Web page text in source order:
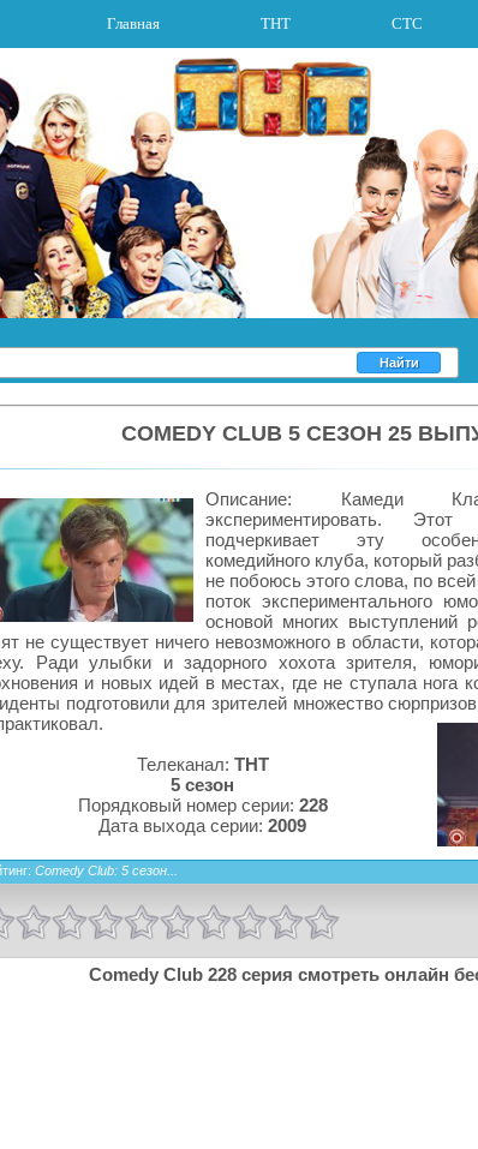
Главная ТНТ СТС
COMEDY CLUB 5 СЕЗОН 25
Описание: Камеди
экспериментировать.
подчеркивает эту
комедийного клуба, который
не побоюсь этого слова, по
поток экспериментального
основой многих выступлений
не существует ничего невозможного в области,
Ради улыбки и задорного хохота зрителя,
и новых идей в местах, где не ступала нога
подготовили для зрителей множество
Телеканал: ТНТ
5 сезон
Порядковый номер серии: 228
Дата выхода серии: 2009
Comedy Club: 5 сезон...
Comedy Club 228 серия смотреть онлайн